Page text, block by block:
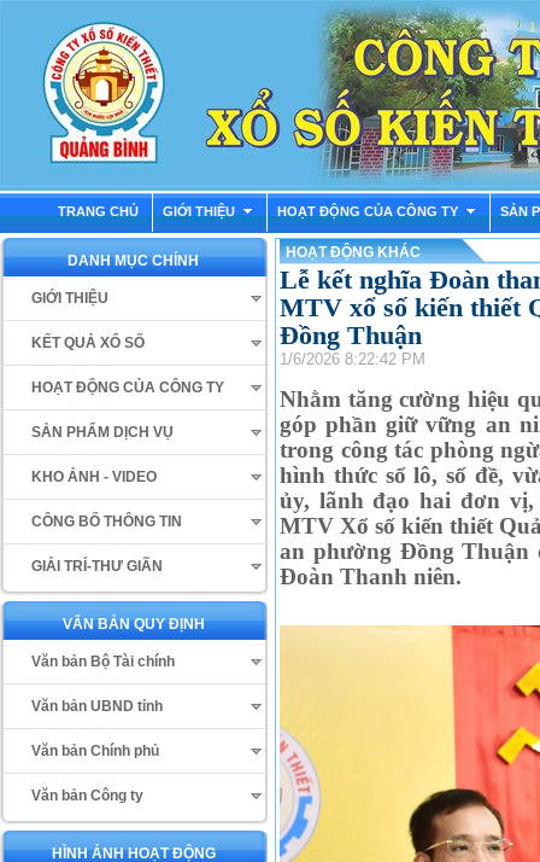
TRANG CHỦ GIỚI THIỆU HOẠT ĐỘNG CỦA CÔNG TY SẢN
DANH MỤC CHÍNH
GIỚI THIỆU
KẾT QUẢ XỔ SỐ
HOẠT ĐỘNG CỦA CÔNG TY
SẢN PHẨM DỊCH VỤ
KHO ẢNH - VIDEO
CÔNG BỐ THÔNG TIN
GIẢI TRÍ-THƯ GIÃN
VĂN BẢN QUY ĐỊNH
Văn bản Bộ Tài chính
Văn bản UBND tỉnh
Văn bản Chính phủ
Văn bản Công ty
HÌNH ẢNH HOẠT ĐỘNG
HOẠT ĐỘNG KHÁC
Lễ kết nghĩa Đoàn
MTV xổ số kiến thiết
Đồng Thuận
1/6/2026 8:22:42 PM
Nhằm tăng cường hiệu
góp phần giữ vững an
trong công tác phòng
hình thức số lô, số đề,
ủy, lãnh đạo hai đơn
MTV Xổ số kiến thiết
an phường Đồng Thuận
Đoàn Thanh niên.